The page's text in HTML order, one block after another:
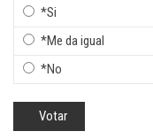
*Si
*Me da igual
*No